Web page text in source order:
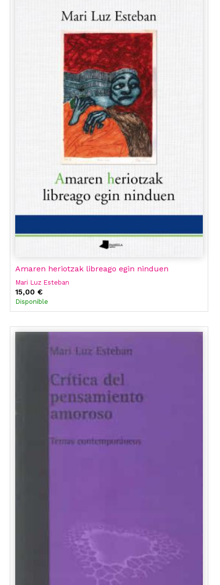
Amaren heriotzak libreago egin ninduen
Mari Luz Esteban
15,00 €
Disponible